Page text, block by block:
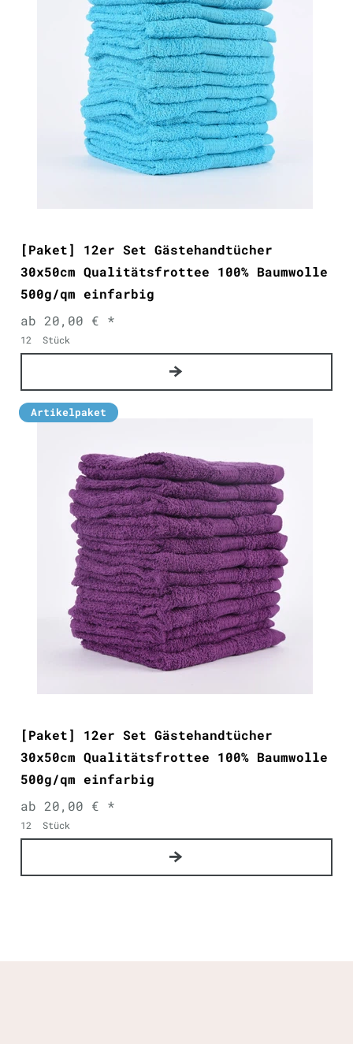
[Paket] 12er Set Gästehandtücher
30x50cm Qualitätsfrottee 100% Baumwolle
500g/qm einfarbig
ab 20,00 € *
12 Stück
Artikelpaket
[Paket] 12er Set Gästehandtücher
30x50cm Qualitätsfrottee 100% Baumwolle
500g/qm einfarbig
ab 20,00 € *
12 Stück